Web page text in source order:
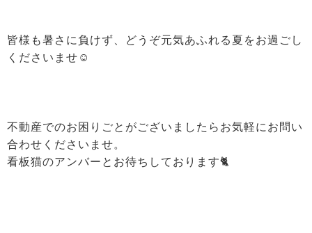
皆様も暑さに負けず、どうぞ元気あふれる夏をお過ごし
くださいませ☺
不動産でのお困りごとがございましたらお気軽にお問い
合わせくださいませ。
看板猫のアンバーとお待ちしております🐈